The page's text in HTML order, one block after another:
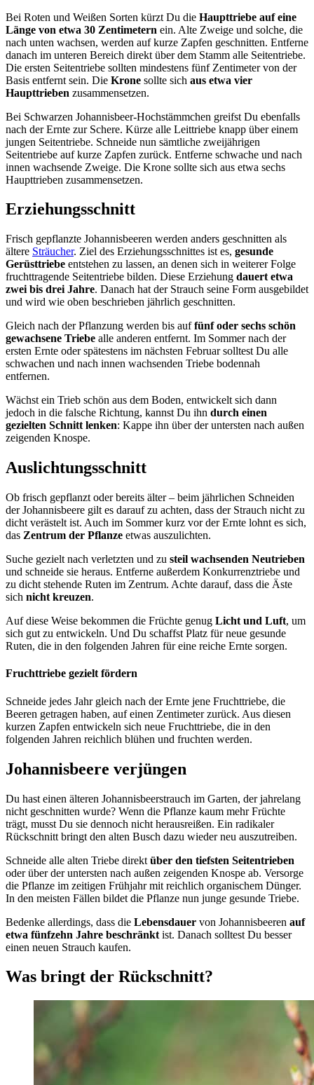
Bei Roten und Weißen Sorten kürzt Du die Haupttriebe auf eine
Länge von etwa 30 Zentimetern ein. Alte Zweige und solche, die
nach unten wachsen, werden auf kurze Zapfen geschnitten. Entferne
danach im unteren Bereich direkt über dem Stamm alle Seitentriebe.
Die ersten Seitentriebe sollten mindestens fünf Zentimeter von der
Basis entfernt sein. Die Krone sollte sich aus etwa vier
Haupttrieben zusammensetzen.
Bei Schwarzen Johannisbeer-Hochstämmchen greifst Du ebenfalls
nach der Ernte zur Schere. Kürze alle Leittriebe knapp über einem
jungen Seitentriebe. Schneide nun sämtliche zweijährigen
Seitentriebe auf kurze Zapfen zurück. Entferne schwache und nach
innen wachsende Zweige. Die Krone sollte sich aus etwa sechs
Haupttrieben zusammensetzen.
Erziehungsschnitt
Frisch gepflanzte Johannisbeeren werden anders geschnitten als
ältere Sträucher. Ziel des Erziehungsschnittes ist es, gesunde
Gerüsttriebe entstehen zu lassen, an denen sich in weiterer Folge
fruchttragende Seitentriebe bilden. Diese Erziehung dauert etwa
zwei bis drei Jahre. Danach hat der Strauch seine Form ausgebildet
und wird wie oben beschrieben jährlich geschnitten.
Gleich nach der Pflanzung werden bis auffünf oder sechs schön
gewachsene Triebe alle anderen entfernt. Im Sommer nach der
ersten Ernte oder spätestens im nächsten Februar solltest Du alle
schwachen und nach innen wachsenden Triebe bodennah
entfernen.
Wächst ein Trieb schön aus dem Boden, entwickelt sich dann
jedoch in die falsche Richtung, kannst Du ihn durch einen
gezielten Schnitt lenken: Kappe ihn über der untersten nach außen
zeigenden Knospe.
Auslichtungsschnitt
Ob frisch gepflanzt oder bereits älter – beim jährlichen Schneiden
der Johannisbeere gilt es darauf zu achten, dass der Strauch nicht zu
dicht verästelt ist. Auch im Sommer kurz vor der Ernte lohnt es sich,
das Zentrum der Pflanze etwas auszulichten.
Suche gezielt nach verletzten und zu steil wachsenden Neutrieben
und schneide sie heraus. Entferne außerdem Konkurrenztriebe und
zu dicht stehende Ruten im Zentrum. Achte darauf, dass die Äste
sich nicht kreuzen.
Auf diese Weise bekommen die Früchte genug Licht und Luft, um
sich gut zu entwickeln. Und Du schaffst Platz für neue gesunde
Ruten, die in den folgenden Jahren für eine reiche Ernte sorgen.
Fruchttriebe gezielt fördern
Schneide jedes Jahr gleich nach der Ernte jene Fruchttriebe, die
Beeren getragen haben, auf einen Zentimeter zurück. Aus diesen
kurzen Zapfen entwickeln sich neue Fruchttriebe, die in den
folgenden Jahren reichlich blühen und fruchten werden.
Johannisbeere verjüngen
Du hast einen älteren Johannisbeerstrauch im Garten, der jahrelang
nicht geschnitten wurde? Wenn die Pflanze kaum mehr Früchte
trägt, musst Du sie dennoch nicht herausreißen. Ein radikaler
Rückschnitt bringt den alten Busch dazu wieder neu auszutreiben.
Schneide alle alten Triebe direkt über den tiefsten Seitentrieben
oder über der untersten nach außen zeigenden Knospe ab. Versorge
die Pflanze im zeitigen Frühjahr mit reichlich organischem Dünger.
In den meisten Fällen bildet die Pflanze nun junge gesunde Triebe.
Bedenke allerdings, dass die Lebensdauer von Johannisbeeren auf
etwa fünfzehn Jahre beschränkt ist. Danach solltest Du besser
einen neuen Strauch kaufen.
Was bringt der Rückschnitt?